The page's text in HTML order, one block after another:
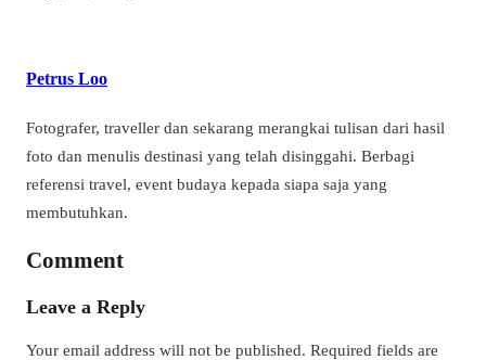
Petrus Loo
Fotografer, traveller dan sekarang merangkai tulisan dari hasil
foto dan menulis destinasi yang telah disinggahi. Berbagi
referensi travel, event budaya kepada siapa saja yang
membutuhkan.
Comment
Leave a Reply
Your email address will not be published. Required fields are